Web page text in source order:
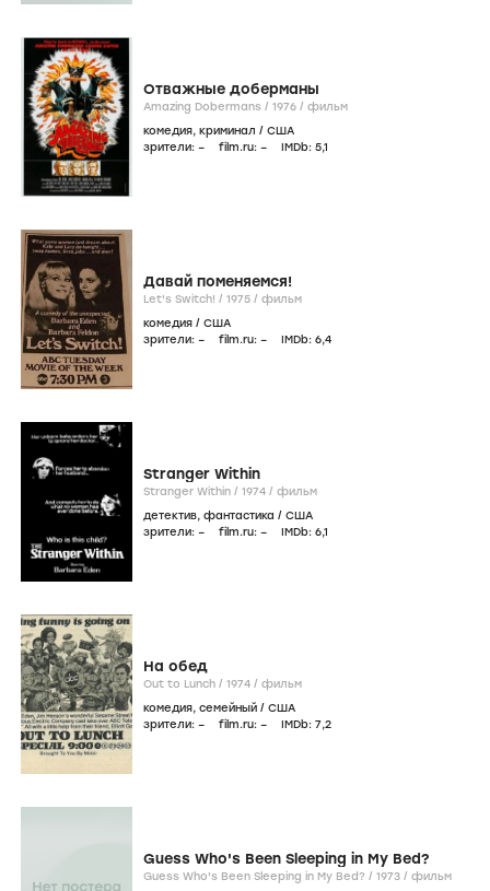
Отважные доберманы
Amazing Dobermans / 1976 / фильм
комедия, криминал / США
зрители: – film.ru: – IMDb: 5,1
Давай поменяемся!
Let's Switch! / 1975 / фильм
комедия / США
зрители: – film.ru: – IMDb: 6,4
Stranger Within
Stranger Within / 1974 / фильм
детектив, фантастика / США
зрители: – film.ru: – IMDb: 6,1
На обед
Out to Lunch / 1974 / фильм
комедия, семейный / США
зрители: – film.ru: – IMDb: 7,2
Guess Who's Been Sleeping in My Bed?
Guess Who's Been Sleeping in My Bed? / 1973 / фильм